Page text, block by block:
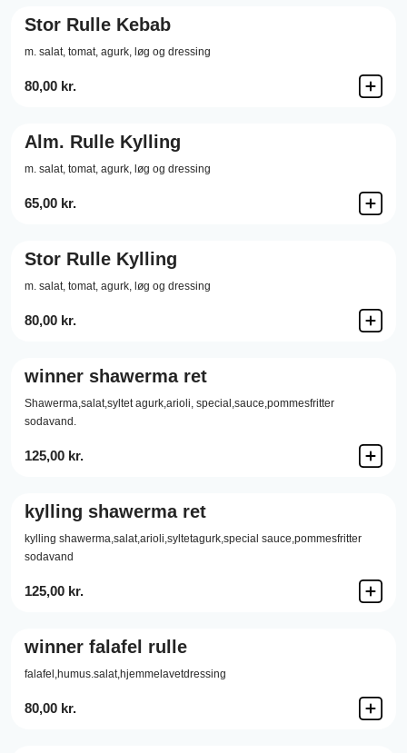
Stor Rulle Kebab
m. salat, tomat, agurk, løg og dressing
80,00 kr.
Alm. Rulle Kylling
m. salat, tomat, agurk, løg og dressing
65,00 kr.
Stor Rulle Kylling
m. salat, tomat, agurk, løg og dressing
80,00 kr.
winner shawerma ret
Shawerma,salat,syltet agurk,arioli, special,sauce,pommesfritter
sodavand.
125,00 kr.
kylling shawerma ret
kylling shawerma,salat,arioli,syltetagurk,special sauce,pommesfritter
sodavand
125,00 kr.
winner falafel rulle
falafel,humus.salat,hjemmelavetdressing
80,00 kr.